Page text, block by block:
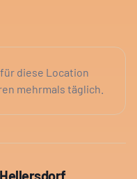
diese Location
mehrmals täglich.